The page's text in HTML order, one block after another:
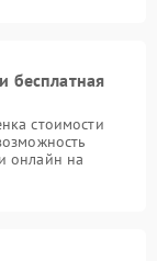
бесплатная
стоимости
онлайн на